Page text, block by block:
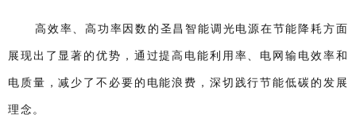
高效率、高功率因数的圣昌智能调光电源在节能降耗方面
展现出了显著的优势，通过提高电能利用率、电网输电效率和
电质量，减少了不必要的电能浪费，深切践行节能低碳的发展
理念。